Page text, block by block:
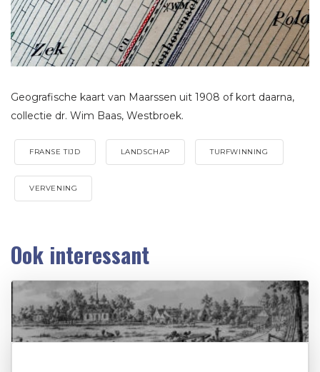
Geografische kaart van Maarssen uit 1908 of kort daarna,
collectie dr. Wim Baas, Westbroek.
FRANSE TIJD LANDSCHAP TURFWINNING
VERVENING
Ook interessant